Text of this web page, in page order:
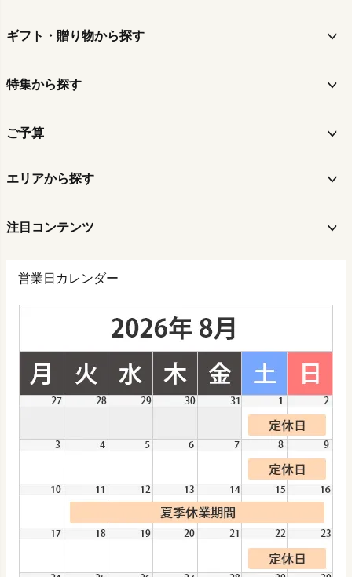
ギフト・贈り物から探す
特集から探す
ご予算
エリアから探す
注目コンテンツ
営業日カレンダー